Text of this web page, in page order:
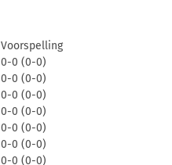
Voorspelling
0-0 (0-0)
0-0 (0-0)
0-0 (0-0)
0-0 (0-0)
0-0 (0-0)
0-0 (0-0)
0-0 (0-0)